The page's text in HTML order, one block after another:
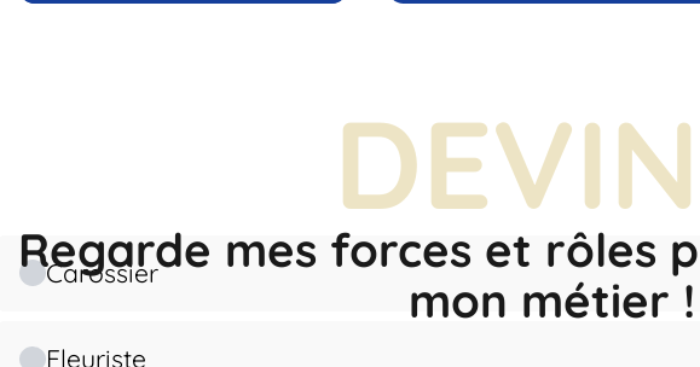
Regarde mes forces et rôles
mon métier !
Carossier
Fleuriste